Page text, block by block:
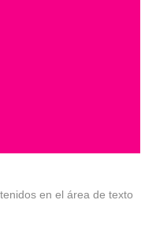
en el área de texto